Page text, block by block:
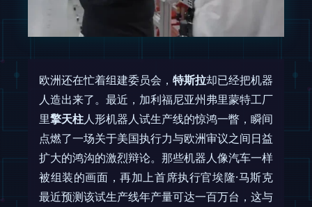
欧洲还在忙着组建委员会， 特斯拉却已经把机器
人造出来了。最近，加利福尼亚州弗里蒙特工厂
里擎天柱人形机器人试生产线的惊鸿一瞥，瞬间
点燃了一场关于美国执行力与欧洲审议之间日益
扩大的鸿沟的激烈辩论。那些机器人像汽车一样
被组装的画面，再加上首席执行官埃隆·马斯克
最近预测该试生产线年产量可达一百万台，这与